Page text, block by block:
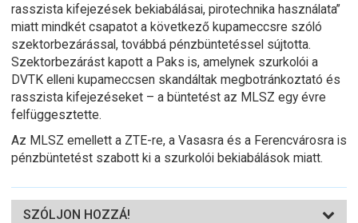
rasszista kifejezések bekiabálásai, pirotechnika használata”
miatt mindkét csapatot a következő kupameccsre szóló
szektorbezárással, továbbá pénzbüntetéssel sújtotta.
Szektorbezárást kapott a Paks is, amelynek szurkolói a
DVTK elleni kupameccsen skandáltak megbotránkoztató és
rasszista kifejezéseket – a büntetést az MLSZ egy évre
felfüggesztette.
Az MLSZ emellett a ZTE-re, a Vasasra és a Ferencvárosra is
pénzbüntetést szabott ki a szurkolói bekiabálások miatt.
SZÓLJON HOZZÁ!